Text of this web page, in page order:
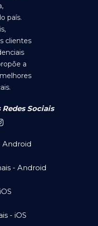
país.
clientes
a
Sociais
Android
- Android
- iOS